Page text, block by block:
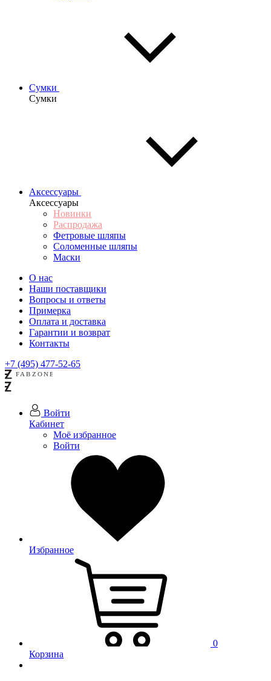
Сумки
Сумки
Аксессуары
Аксессуары
Новинки
Распродажа
Фетровые шляпы
Соломенные шляпы
Маски
О нас
Наши поставщики
Вопросы и ответы
Примерка
Оплата и доставка
Гарантии и возврат
Контакты
+7 (495) 477-52-65
Войти
Кабинет
Моё избранное
Войти
Избранное
0
Корзина